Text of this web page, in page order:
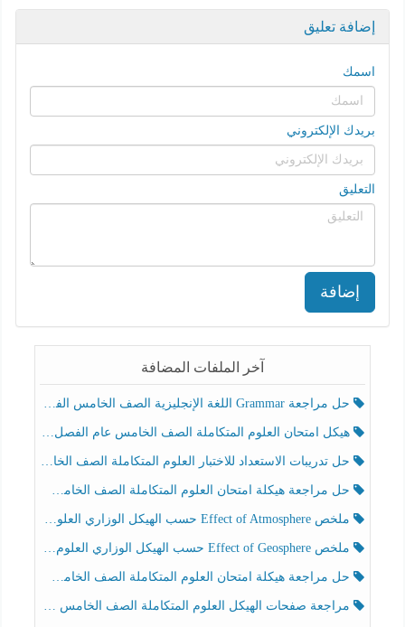
إضافة تعليق
اسمك
بريدك الإلكتروني
التعليق
إضافة
آخر الملفات المضافة
حل مراجعة Grammar اللغة الإنجليزية الصف الخامس الفصل الثالث
هيكل امتحان العلوم المتكاملة الصف الخامس عام الفصل الدراسي الثالث 2025-2026
حل تدريبات الاستعداد للاختبار العلوم المتكاملة الصف الخامس عام الفصل الثالث
حل مراجعة هيكلة امتحان العلوم المتكاملة الصف الخامس انسبير الفصل الثالث
ملخص Effect of Atmosphere حسب الهيكل الوزاري العلوم المتكاملة الصف الخامس انسبير الفصل الثالث
ملخص Effect of Geosphere حسب الهيكل الوزاري العلوم المتكاملة الصف الخامس انسبير الفصل الثالث
حل مراجعة هيكلة امتحان العلوم المتكاملة الصف الخامس عام الفصل الثالث
مراجعة صفحات الهيكل العلوم المتكاملة الصف الخامس انسبير الفصل الثالث